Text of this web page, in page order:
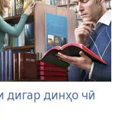
дигар динҳо чӣ